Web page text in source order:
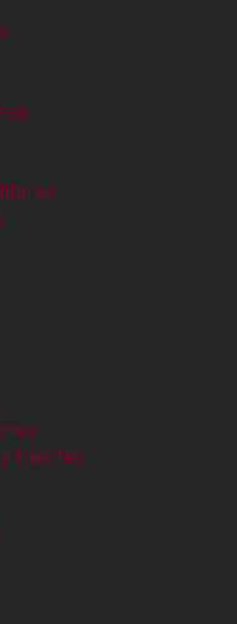
fuentes